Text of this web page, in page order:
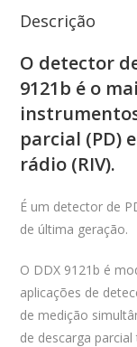
Descrição
O detector
9121b é o
parcial (PD)
rádio (RIV).
É um detector de
de última geração.
O DDX 9121b é
aplicações de
de medição
de descarga